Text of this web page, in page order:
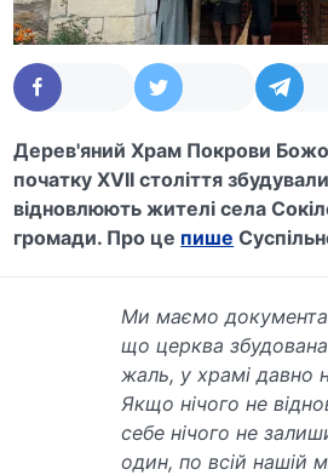
Дерев'яний Храм Покрови
початку XVII століття
відновлюють жителі села
громади. Про це пише
Ми маємо
що церква
жаль, у храмі давно
Якщо нічого не
себе нічого не
один, по всій нашій